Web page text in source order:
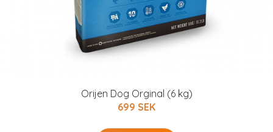
Orijen Dog Orginal (6 kg)
699 SEK